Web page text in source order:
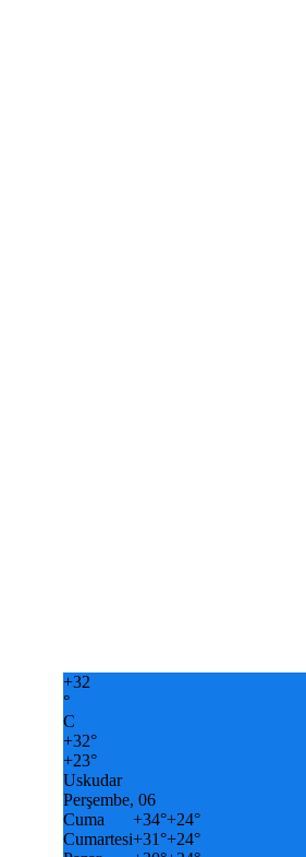
+32
°
C
+32°
+23°
Uskudar
Perşembe, 06
Cuma
+34°+24°
Cumartesi+31°+24°